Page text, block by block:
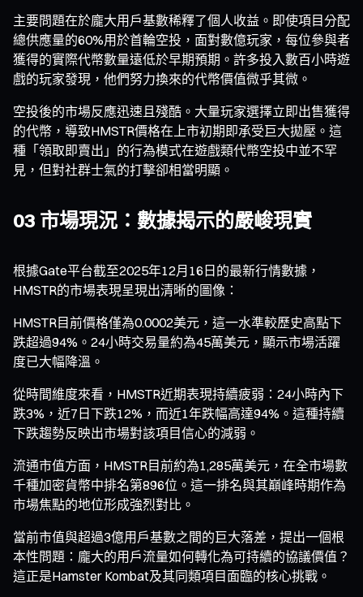
主要問題在於龐大用戶基數稀釋了個人收益。即使項目分配
總供應量的60%用於首輪空投，面對數億玩家，每位參與者
獲得的實際代幣數量遠低於早期預期。許多投入數百小時遊
戲的玩家發現，他們努力換來的代幣價值微乎其微。
空投後的市場反應迅速且殘酷。大量玩家選擇立即出售獲得
的代幣，導致HMSTR價格在上市初期即承受巨大拋壓。這
種「領取即賣出」的行為模式在遊戲類代幣空投中並不罕
見，但對社群士氣的打擊卻相當明顯。
03 市場現況：數據揭示的嚴峻現實
根據Gate平台截至2025年12月16日的最新行情數據，
HMSTR的市場表現呈現出清晰的圖像：
HMSTR目前價格僅為0.0002美元，這一水準較歷史高點下
跌超過94%。24小時交易量約為45萬美元，顯示市場活躍
度已大幅降溫。
從時間維度來看，HMSTR近期表現持續疲弱：24小時內下
跌3%，近7日下跌12%，而近1年跌幅高達94%。這種持續
下跌趨勢反映出市場對該項目信心的減弱。
流通市值方面，HMSTR目前約為1,285萬美元，在全市場數
千種加密貨幣中排名第896位。這一排名與其巔峰時期作為
市場焦點的地位形成強烈對比。
當前市值與超過3億用戶基數之間的巨大落差，提出一個根
本性問題：龐大的用戶流量如何轉化為可持續的協議價值？
這正是Hamster Kombat及其同類項目面臨的核心挑戰。